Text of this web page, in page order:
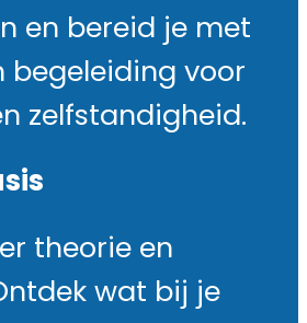
en bereid je met
begeleiding voor
zelfstandigheid.
theorie en
wat bij je